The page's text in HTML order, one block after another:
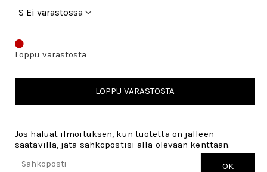
Loppu varastosta
LOPPU VARASTOSTA
Jos haluat ilmoituksen, kun tuotetta on jälleen
saatavilla, jätä sähköpostisi alla olevaan kenttään.
OK